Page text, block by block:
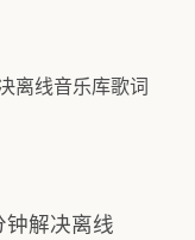
钟解决离线